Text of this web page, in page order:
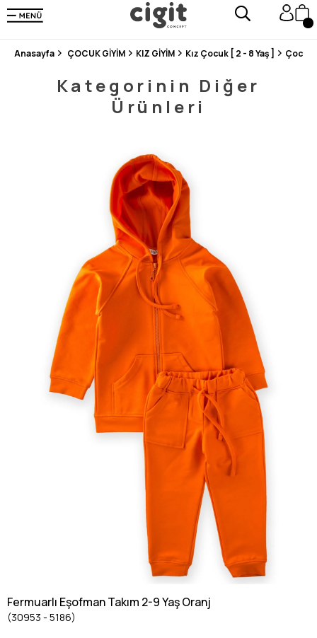
250.000'DEN FAZLA DEĞERLENDİRMEDE 5 ÜZERİNDEN 4.8 PUAN ALDI ⭐⭐⭐⭐⭐
3 MİLYONDAN FAZLA MUTLU MÜŞTERİ ❤️ 10 MİLYON ÜRÜN
Anasayfa ÇOCUK GİYİM KIZ GİYİM Kız Çocuk [ 2 - 8 Yaş ] Çocuk
Kategorinin Diğer
Ürünleri
Fermuarlı Eşofman Takım 2-9 Yaş Oranj
(30953 - 5186)